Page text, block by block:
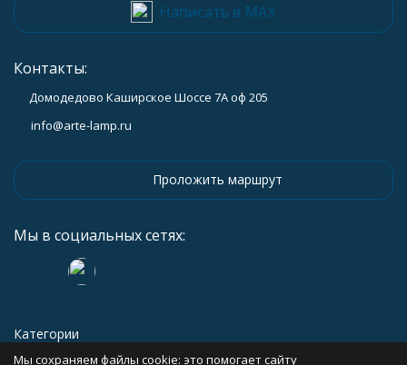
Написать в MAX
Контакты:
Домодедово Каширское Шоссе 7А оф 205
info@arte-lamp.ru
Проложить маршрут
Мы в социальных сетях:
Категории
Мы сохраняем файлы cookie: это помогает сайту